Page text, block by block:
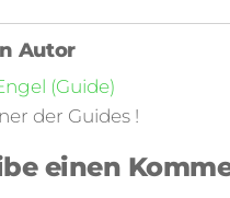
Autor
(Guide)
der Guides !
einen